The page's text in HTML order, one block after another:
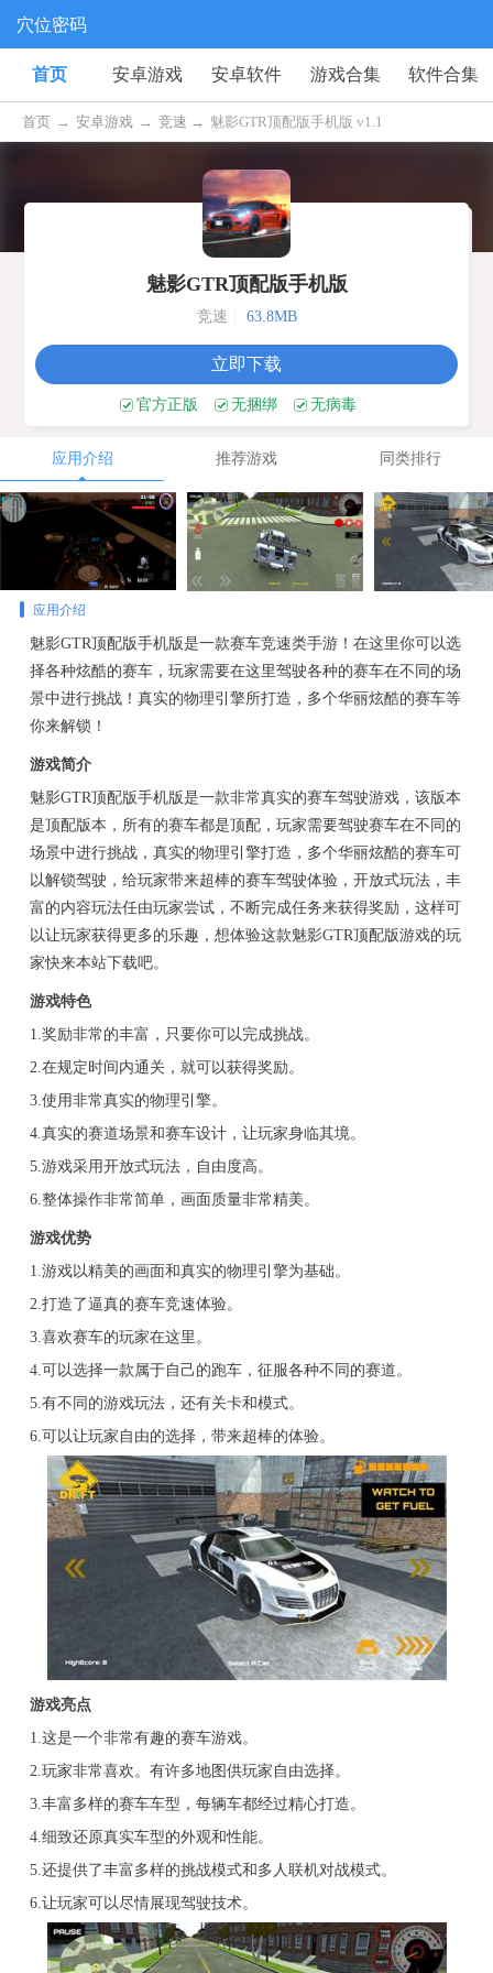
穴位密码
首页 安卓游戏 安卓软件 游戏合集 软件合集
首页 → 安卓游戏 → 竞速 → 魅影GTR顶配版手机版 v1.1
魅影GTR顶配版手机版
竞速 63.8MB
立即下载
官方正版 无捆绑 无病毒
应用介绍 推荐游戏 同类排行
应用介绍
魅影GTR顶配版手机版是一款赛车竞速类手游！在这里你可以选
择各种炫酷的赛车，玩家需要在这里驾驶各种的赛车在不同的场
景中进行挑战！真实的物理引擎所打造，多个华丽炫酷的赛车等
你来解锁！
游戏简介
魅影GTR顶配版手机版是一款非常真实的赛车驾驶游戏，该版本
是顶配版本，所有的赛车都是顶配，玩家需要驾驶赛车在不同的
场景中进行挑战，真实的物理引擎打造，多个华丽炫酷的赛车可
以解锁驾驶，给玩家带来超棒的赛车驾驶体验，开放式玩法，丰
富的内容玩法任由玩家尝试，不断完成任务来获得奖励，这样可
以让玩家获得更多的乐趣，想体验这款魅影GTR顶配版游戏的玩
家快来本站下载吧。
游戏特色
1.奖励非常的丰富，只要你可以完成挑战。
2.在规定时间内通关，就可以获得奖励。
3.使用非常真实的物理引擎。
4.真实的赛道场景和赛车设计，让玩家身临其境。
5.游戏采用开放式玩法，自由度高。
6.整体操作非常简单，画面质量非常精美。
游戏优势
1.游戏以精美的画面和真实的物理引擎为基础。
2.打造了逼真的赛车竞速体验。
3.喜欢赛车的玩家在这里。
4.可以选择一款属于自己的跑车，征服各种不同的赛道。
5.有不同的游戏玩法，还有关卡和模式。
6.可以让玩家自由的选择，带来超棒的体验。
游戏亮点
1.这是一个非常有趣的赛车游戏。
2.玩家非常喜欢。有许多地图供玩家自由选择。
3.丰富多样的赛车车型，每辆车都经过精心打造。
4.细致还原真实车型的外观和性能。
5.还提供了丰富多样的挑战模式和多人联机对战模式。
6.让玩家可以尽情展现驾驶技术。